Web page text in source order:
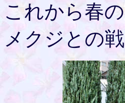
これから春
メクジとの戦